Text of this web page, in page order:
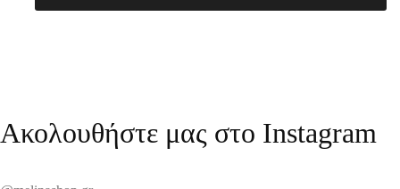
Ακολουθήστε μας στο Instagram